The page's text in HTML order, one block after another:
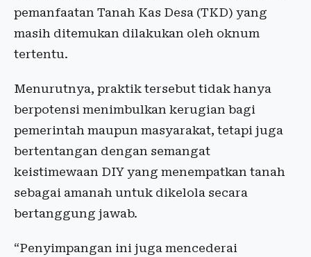
pemanfaatan Tanah Kas Desa (TKD) yang
masih ditemukan dilakukan oleh oknum
tertentu.
Menurutnya, praktik tersebut tidak hanya
berpotensi menimbulkan kerugian bagi
pemerintah maupun masyarakat, tetapi juga
bertentangan dengan semangat
keistimewaan DIY yang menempatkan tanah
sebagai amanah untuk dikelola secara
bertanggung jawab.
“Penyimpangan ini juga mencederai